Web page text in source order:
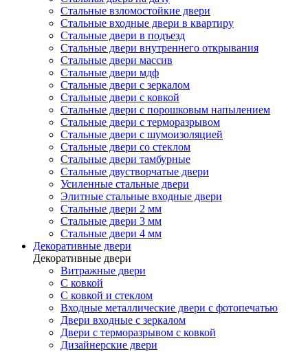
Стальные взломостойкие двери
Стальные входные двери в квартиру
Стальные двери в подъезд
Стальные двери внутреннего открывания
Стальные двери массив
Стальные двери мдф
Стальные двери с зеркалом
Стальные двери с ковкой
Стальные двери с порошковым напылением
Стальные двери с терморазрывом
Стальные двери с шумоизоляцией
Стальные двери со стеклом
Стальные двери тамбурные
Стальные двустворчатые двери
Усиленные стальные двери
Элитные стальные входные двери
Стальные двери 2 мм
Стальные двери 3 мм
Стальные двери 4 мм
Декоративные двери
Декоративные двери
Витражные двери
С ковкой
С ковкой и стеклом
Входные металлические двери с фотопечатью
Двери входные с зеркалом
Двери с терморазрывом с ковкой
Дизайнерские двери